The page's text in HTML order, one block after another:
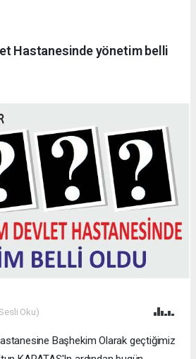
Hastanesinde yönetim belli
Oku)
Başhekim Olarak geçtiğimiz